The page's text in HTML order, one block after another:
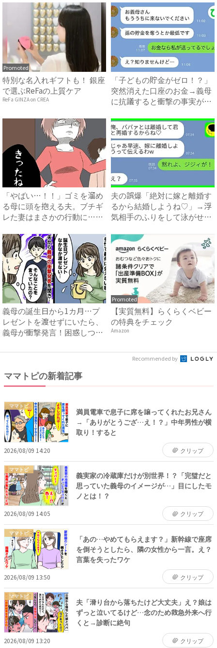
Promoted
特別な名入れギフトも！ 銀座
で選ぶReFaの上質ケア
ReFa GINZA on CREA
「子どもの貯金がゼロ！？」
突然消えた口座のお金→義母
に抗議すると衝撃の事実が判
「やばい…！！」ゴミを溜め
る母に頭を抱える夫。ブチギ
レた妻はまさかの行動に…！
夫の誤爆「絶対に嫁と離婚す
るから結婚しようね♡」→浮
気相手のふりをして泳がせて
義母の誕生日から1カ月…プ
レゼントを渡せずにいたら、
義母が衝撃発言！困惑しつつ
Promoted
【実質無料】らくらくベビー
の特典をチェック
Amazon
Recommended by
ママトピの新着記事
ママトピ
満員電車で息子に席を譲ってくれたお兄さん
→「ありがとうござ…え！？」中年男性が横
取り！すると
2026/08/09 14:20 クリップ
ママトピ
義実家の冷蔵庫だけが別世界！？「完璧だと
思っていた義母のイメージが…」目にしたモ
ノとは！？
2026/08/09 14:05 クリップ
ママトピ
「あの…やめてもらえます？」新幹線で座席
を倒そうとしたら、隣の女性から一言。え？
言葉を失ったワケ
2026/08/09 13:50 クリップ
ママトピ
夫「滑り台から落ちたけど大丈夫」え？娘は
ずっと泣いてるけど…念のため救急外来へ行
くと→診断に絶句
2026/08/09 13:20 クリップ